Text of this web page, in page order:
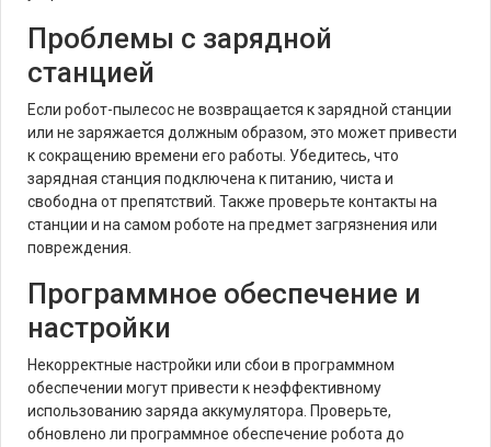
Проблемы с зарядной
станцией
Если робот-пылесос не возвращается к зарядной станции
или не заряжается должным образом, это может привести
к сокращению времени его работы. Убедитесь, что
зарядная станция подключена к питанию, чиста и
свободна от препятствий. Также проверьте контакты на
станции и на самом роботе на предмет загрязнения или
повреждения.
Программное обеспечение и
настройки
Некорректные настройки или сбои в программном
обеспечении могут привести к неэффективному
использованию заряда аккумулятора. Проверьте,
обновлено ли программное обеспечение робота до